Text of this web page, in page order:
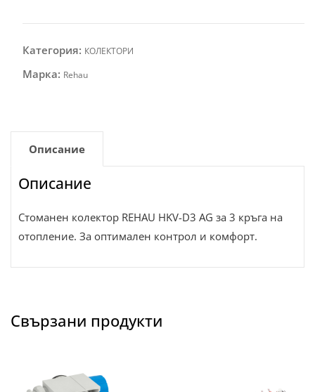
Категория: КОЛЕКТОРИ
Марка: Rehau
Описание
Описание
Стоманен колектор REHAU HKV-D3 AG за 3 кръга на
отопление. За оптимален контрол и комфорт.
Свързани продукти